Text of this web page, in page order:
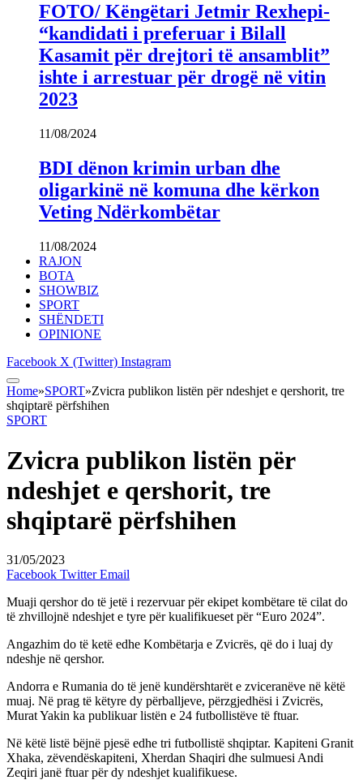
FOTO/ Këngëtari Jetmir Rexhepi-
“kandidati i preferuar i Bilall
Kasamit për drejtori të ansamblit”
ishte i arrestuar për drogë në vitin
2023
11/08/2024
BDI dënon krimin urban dhe
oligarkinë në komuna dhe kërkon
Veting Ndërkombëtar
11/08/2024
RAJON
BOTA
SHOWBIZ
SPORT
SHËNDETI
OPINIONE
Facebook X (Twitter) Instagram
Home»SPORT»Zvicra publikon listën për ndeshjet e qershorit, tre
shqiptarë përfshihen
SPORT
Zvicra publikon listën për
ndeshjet e qershorit, tre
shqiptarë përfshihen
31/05/2023
Facebook Twitter Email
Muaji qershor do të jetë i rezervuar për ekipet kombëtare të cilat do
të zhvillojnë ndeshjet e tyre për kualifikueset për “Euro 2024”.
Angazhim do të ketë edhe Kombëtarja e Zvicrës, që do i luaj dy
ndeshje në qershor.
Andorra e Rumania do të jenë kundërshtarët e zviceranëve në këtë
muaj. Në prag të këtyre dy përballjeve, përzgjedhësi i Zvicrës,
Murat Yakin ka publikuar listën e 24 futbollistëve të ftuar.
Në këtë listë bëjnë pjesë edhe tri futbollistë shqiptar. Kapiteni Granit
Xhaka, zëvendëskapiteni, Xherdan Shaqiri dhe sulmuesi Andi
Zeqiri janë ftuar për dy ndeshjet kualifikuese.